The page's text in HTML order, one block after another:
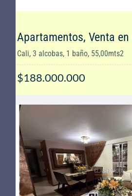
Apartamentos, Venta
Cali, 3 alcobas, 1 baño, 55,00mts2
$188.000.000